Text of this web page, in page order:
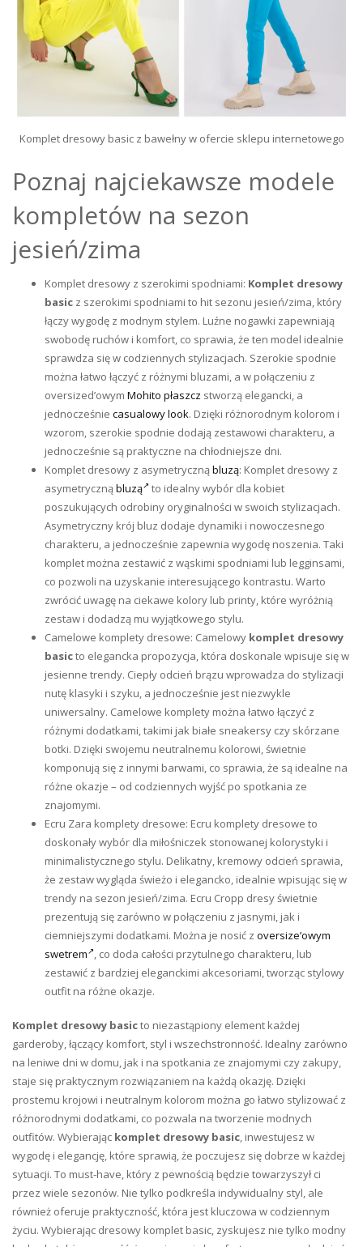
Komplet dresowy basic z bawełny w ofercie sklepu internetowego
Poznaj najciekawsze modele
kompletów na sezon
jesień/zima
Komplet dresowy z szerokimi spodniami: Komplet dresowy
basic z szerokimi spodniami to hit sezonu jesień/zima, który
łączy wygodę z modnym stylem. Luźne nogawki zapewniają
swobodę ruchów i komfort, co sprawia, że ten model idealnie
sprawdza się w codziennych stylizacjach. Szerokie spodnie
można łatwo łączyć z różnymi bluzami, a w połączeniu z
oversized’owym Mohito płaszcz stworzą elegancki, a
jednocześnie casualowy look. Dzięki różnorodnym kolorom i
wzorom, szerokie spodnie dodają zestawowi charakteru, a
jednocześnie są praktyczne na chłodniejsze dni.
Komplet dresowy z asymetrycznąbluzą: Komplet dresowy z
asymetrycznąbluzą
to idealny wybór dla kobiet
poszukujących odrobiny oryginalności w swoich stylizacjach.
Asymetryczny krój bluz dodaje dynamiki i nowoczesnego
charakteru, a jednocześnie zapewnia wygodę noszenia. Taki
komplet można zestawić z wąskimi spodniami lub legginsami,
co pozwoli na uzyskanie interesującego kontrastu. Warto
zwrócić uwagę na ciekawe kolory lub printy, które wyróżnią
zestaw i dodadzą mu wyjątkowego stylu.
Camelowe komplety dresowe: Camelowy komplet dresowy
basicto elegancka propozycja, która doskonale wpisuje się w
jesienne trendy. Ciepły odcień brązu wprowadza do stylizacji
nutę klasyki i szyku, a jednocześnie jest niezwykle
uniwersalny. Camelowe komplety można łatwo łączyć z
różnymi dodatkami, takimi jak białe sneakersy czy skórzane
botki. Dzięki swojemu neutralnemu kolorowi, świetnie
komponują się z innymi barwami, co sprawia, że są idealne na
różne okazje – od codziennych wyjść po spotkania ze
znajomymi.
Ecru Zara komplety dresowe: Ecru komplety dresowe to
doskonały wybór dla miłośniczek stonowanej kolorystyki i
minimalistycznego stylu. Delikatny, kremowy odcień sprawia,
że zestaw wygląda świeżo i elegancko, idealnie wpisując się w
trendy na sezon jesień/zima. Ecru Cropp dresy świetnie
prezentują się zarówno w połączeniu z jasnymi, jak i
ciemniejszymi dodatkami. Można je nosić z oversize’owym
swetrem , co doda całości przytulnego charakteru, lub
zestawić z bardziej eleganckimi akcesoriami, tworząc stylowy
outfit na różne okazje.
Komplet dresowy basicto niezastąpiony element każdej
garderoby, łączący komfort, styl i wszechstronność. Idealny zarówno
na leniwe dni w domu, jak i na spotkania ze znajomymi czy zakupy,
staje się praktycznym rozwiązaniem na każdą okazję. Dzięki
prostemu krojowi i neutralnym kolorom można go łatwo stylizować z
różnorodnymi dodatkami, co pozwala na tworzenie modnych
outfitów. Wybierając komplet dresowy basic, inwestujesz w
wygodę i elegancję, które sprawią, że poczujesz się dobrze w każdej
sytuacji. To must-have, który z pewnością będzie towarzyszył ci
przez wiele sezonów. Nie tylko podkreśla indywidualny styl, ale
również oferuje praktyczność, która jest kluczowa w codziennym
życiu. Wybierając dresowy komplet basic, zyskujesz nie tylko modny